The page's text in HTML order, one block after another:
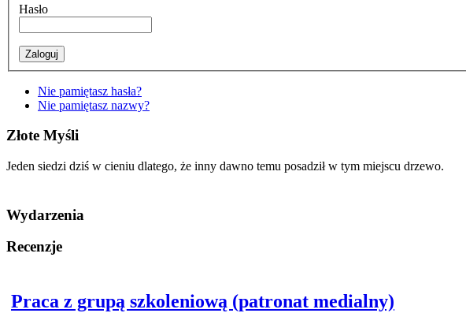
Hasło
Nie pamiętasz hasła?
Nie pamiętasz nazwy?
Złote Myśli
Jeden siedzi dziś w cieniu dlatego, że inny dawno temu posadził w tym miejscu drzewo.
Wydarzenia
Recenzje
Praca z grupą szkoleniową (patronat medialny)